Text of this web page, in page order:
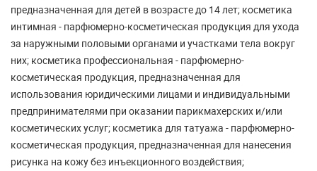
предназначенная для детей в возрасте до 14 лет; косметика
интимная - парфюмерно-косметическая продукция для ухода
за наружными половыми органами и участками тела вокруг
них; косметика профессиональная - парфюмерно-
косметическая продукция, предназначенная для
использования юридическими лицами и индивидуальными
предпринимателями при оказании парикмахерских и/или
косметических услуг; косметика для татуажа - парфюмерно-
косметическая продукция, предназначенная для нанесения
рисунка на кожу без инъекционного воздействия;